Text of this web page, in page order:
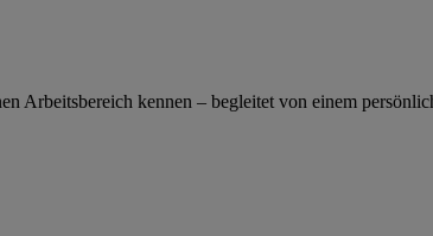
kennen – begleitet von einem